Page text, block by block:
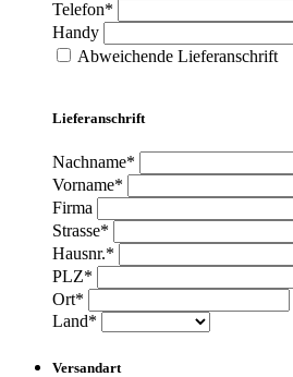
Telefon*
Handy
Abweichende Lieferanschrift
Lieferanschrift
Nachname*
Vorname*
Firma
Strasse*
Hausnr.*
PLZ*
Ort*
Land*
Versandart